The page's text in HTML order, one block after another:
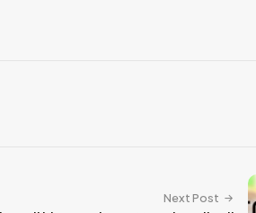
Next Post